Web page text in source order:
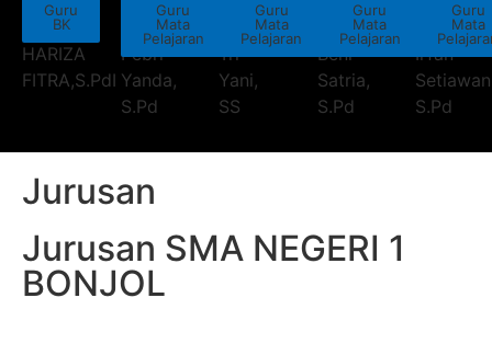
Guru
BK
HARIZA
FITRA,S.PdI
Guru
Mata
Pelajaran
Pebri
Yanda,
S.Pd
Guru
Mata
Pelajaran
Tri
Yani,
SS
Guru
Mata
Pelajaran
Beni
Satria,
S.Pd
Guru
Mata
Irfan
S.Pd
Jurusan
Jurusan SMA NEGERI 1
BONJOL